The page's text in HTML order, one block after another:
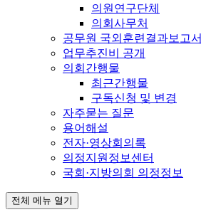
의원연구단체
의회사무처
공무원 국외훈련결과보고서
업무추진비 공개
의회간행물
최근간행물
구독신청 및 변경
자주묻는 질문
용어해설
전자·영상회의록
의정지원정보센터
국회·지방의회 의정정보
전체 메뉴 열기